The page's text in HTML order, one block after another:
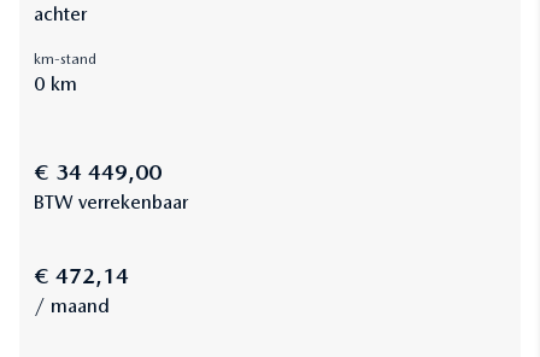
achter
km-stand
0 km
€ 34 449,00
BTW verrekenbaar
€ 472,14
/ maand